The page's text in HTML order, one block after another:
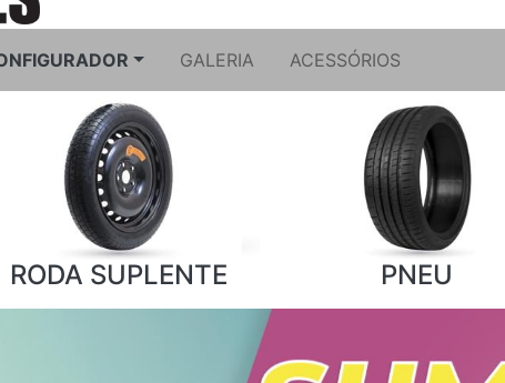
GALERIA ACESSÓRIOS
RODA SUPLENTE PNEU